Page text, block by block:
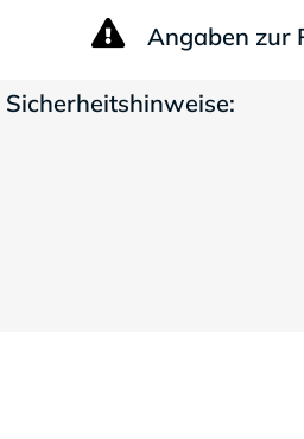
Angaben zur
Sicherheitshinweise: